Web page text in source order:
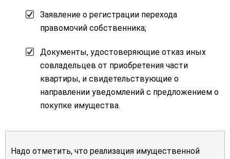
Заявление о регистрации перехода
правомочий собственника;
Документы, удостоверяющие отказ иных
совладельцев от приобретения части
квартиры, и свидетельствующие о
направлении уведомлений с предложением о
покупке имущества.
Надо отметить, что реализация имущественной